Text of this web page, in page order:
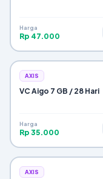
Harga
Rp 47.000
AXIS
VC Aigo 7 GB / 28 Hari
Harga
Rp 35.000
AXIS